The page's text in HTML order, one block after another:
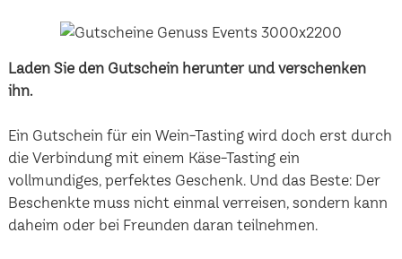
Laden Sie den Gutschein herunter und verschenken
ihn.
Ein Gutschein für ein Wein-Tasting wird doch erst durch
die Verbindung mit einem Käse-Tasting ein
vollmundiges, perfektes Geschenk. Und das Beste: Der
Beschenkte muss nicht einmal verreisen, sondern kann
daheim oder bei Freunden daran teilnehmen.